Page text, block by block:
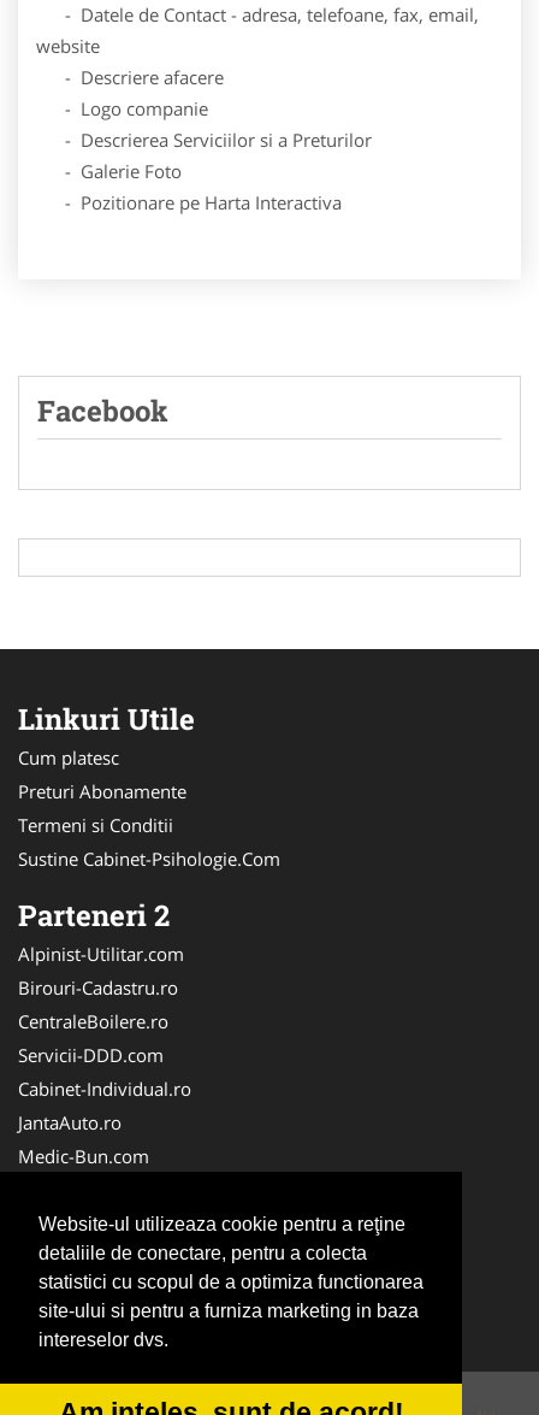
Website-ul utilizeaza cookie pentru a reţine
detaliile de conectare, pentru a colecta
statistici cu scopul de a optimiza functionarea
site-ului si pentru a furniza marketing in baza
intereselor dvs.
- Datele de Contact - adresa, telefoane, fax, email,
website
- Descriere afacere
- Logo companie
- Descrierea Serviciilor si a Preturilor
- Galerie Foto
- Pozitionare pe Harta Interactiva
Facebook
Linkuri Utile
Cum platesc
Preturi Abonamente
Termeni si Conditii
Sustine Cabinet-Psihologie.Com
Parteneri 2
Alpinist-Utilitar.com
Birouri-Cadastru.ro
CentraleBoilere.ro
Servicii-DDD.com
Cabinet-Individual.ro
JantaAuto.ro
Medic-Bun.com
Apicultorul.com
CentruInchirieri.ro
Oftalmologul.ro
Stomatologul.com